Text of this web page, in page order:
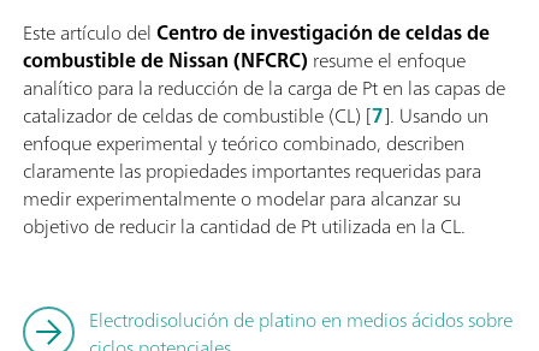
Este artículo delCentro de investigación de celdas de
combustible de Nissan (NFCRC) resume el enfoque
analítico para la reducción de la carga de Pt en las capas de
catalizador de celdas de combustible (CL) [7]. Usando un
enfoque experimental y teórico combinado, describen
claramente las propiedades importantes requeridas para
medir experimentalmente o modelar para alcanzar su
objetivo de reducir la cantidad de Pt utilizada en la CL.
Electrodisolución de platino en medios ácidos sobre